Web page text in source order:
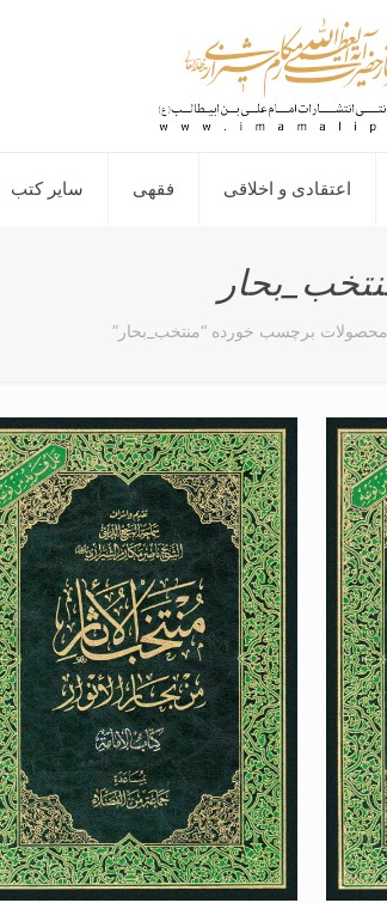
اعتقادی و اخلاقی فقهی سایر کتب
محصولات برچسب خورده “منتخب_بحار”